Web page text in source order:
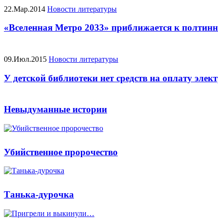
22.Мар.2014 Новости литературы
«Вселенная Метро 2033» приближается к
09.Июл.2015 Новости литературы
У детской библиотеки нет средств на оплату
Невыдуманные истории
Убийственное пророчество
Танька-дурочка